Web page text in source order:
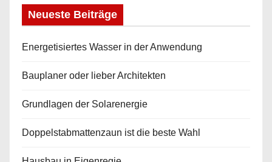
Neueste Beiträge
Energetisiertes Wasser in der Anwendung
Bauplaner oder lieber Architekten
Grundlagen der Solarenergie
Doppelstabmattenzaun ist die beste Wahl